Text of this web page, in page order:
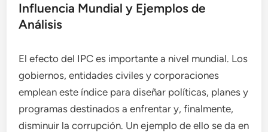
Influencia Mundial y Ejemplos de
Análisis
El efecto del IPC es importante a nivel mundial. Los
gobiernos, entidades civiles y corporaciones
emplean este índice para diseñar políticas, planes y
programas destinados a enfrentar y, finalmente,
disminuir la corrupción. Un ejemplo de ello se da en